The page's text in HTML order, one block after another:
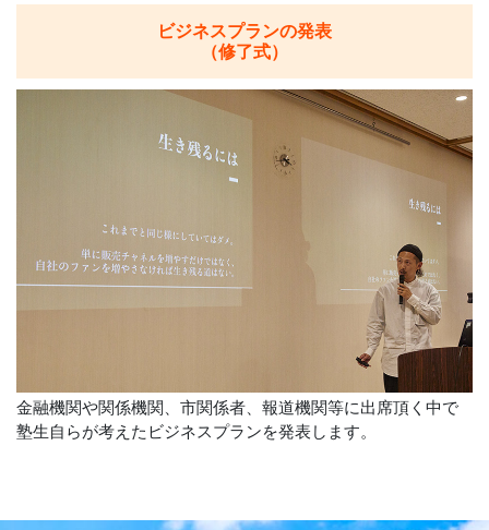
ビジネスプランの発表
（修了式）
金融機関や関係機関、市関係者、報道機関等に出席頂く中で
塾生自らが考えたビジネスプランを発表します。